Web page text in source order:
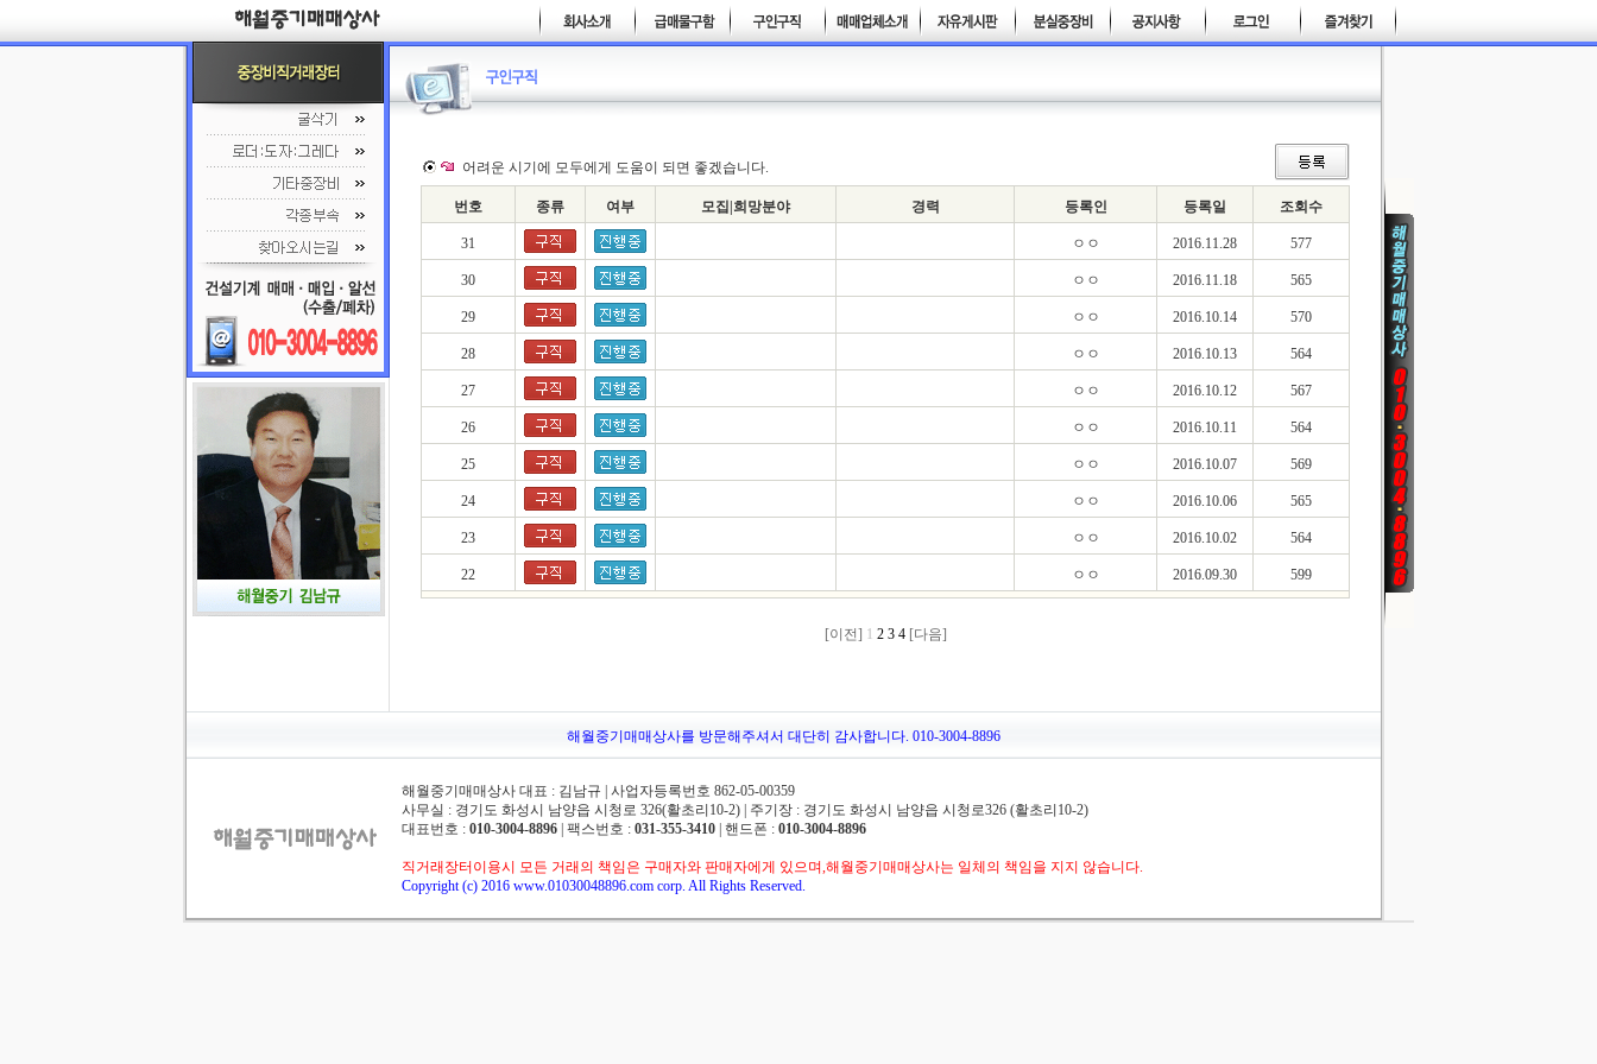
어려운 시기에 모두에게 도움이 되면 좋겠습니다.
번호 종류 여부 모집|희망분야 경력 등록인 등록일 조회수
31 ㅇㅇ 2016.11.28 577
30 ㅇㅇ 2016.11.18 565
29 ㅇㅇ 2016.10.14 570
28 ㅇㅇ 2016.10.13 564
27 ㅇㅇ 2016.10.12 567
26 ㅇㅇ 2016.10.11 564
25 ㅇㅇ 2016.10.07 569
24 ㅇㅇ 2016.10.06 565
23 ㅇㅇ 2016.10.02 564
22 ㅇㅇ 2016.09.30 599
[이전] 1 2 3 4 [다음]
해월중기매매상사를 방문해주셔서 대단히 감사합니다. 010-3004-8896
해월중기매매상사 대표 : 김남규 | 사업자등록번호 862-05-00359
사무실 : 경기도 화성시 남양읍 시청로 326(활초리10-2) | 주기장 : 경기도 화성시 남양읍 시청로326 (활초리10-2)
대표번호 : 010-3004-8896 | 팩스번호 : 031-355-3410 | 핸드폰 : 010-3004-8896
직거래장터이용시 모든 거래의 책임은 구매자와 판매자에게 있으며,해월중기매매상사는 일체의 책임을 지지 않습니다.
Copyright (c) 2016 www.01030048896.com corp. All Rights Reserved.